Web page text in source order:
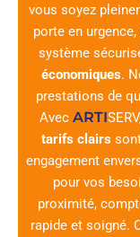
vous soyez
porte en
système
économiques.
prestations de
Avec ARTISERV
tarifs clairs
engagement
pour vos
proximité,
rapide et soigné.